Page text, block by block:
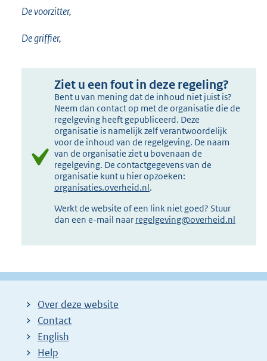
De voorzitter,
De griffier,
Ziet u een fout in deze regeling?
Bent u van mening dat de inhoud niet juist is?
Neem dan contact op met de organisatie die de
regelgeving heeft gepubliceerd. Deze
organisatie is namelijk zelf verantwoordelijk
voor de inhoud van de regelgeving. De naam
van de organisatie ziet u bovenaan de
regelgeving. De contactgegevens van de
organisatie kunt u hier opzoeken:
organisaties.overheid.nl.
Werkt de website of een link niet goed? Stuur
dan een e-mail naar regelgeving@overheid.nl
Over deze website
Contact
English
Help